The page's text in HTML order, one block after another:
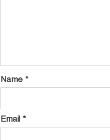
Name *
Email *